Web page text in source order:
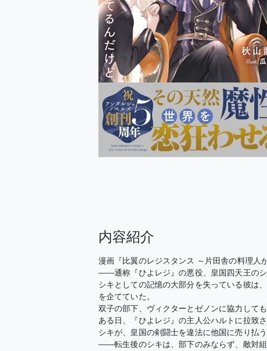
内容紹介
漫画『比翼のレジスタンス ～片田舎の料理人
――通称『ひよレジ』の悪役、皇国四天王のシ
シキとしての記憶の大部分を失っている彼は
を企てていた。
双子の部下、ヴィクターとゼノンに協力して
ある日、『ひよレジ』の主人公ハルトに拉致
シキが、皇国の剣闘士を違法に他国に売り払
――転生後のシキは、部下のみならず、敵対